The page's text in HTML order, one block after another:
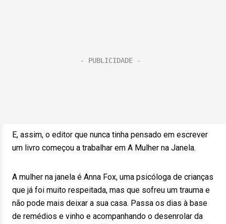
E, assim, o editor que nunca tinha pensado em escrever
um livro começou a trabalhar em A Mulher na Janela.
A mulher na janela é Anna Fox, uma psicóloga de crianças
que já foi muito respeitada, mas que sofreu um trauma e
não pode mais deixar a sua casa. Passa os dias à base
de remédios e vinho e acompanhando o desenrolar da